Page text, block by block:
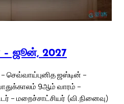
– ஜூன், 2027
செவ்வாய்புனித ஜஸ்டின் –
9ஆம் வாரம் –
– மறைச்சாட்சியர் (வி.நினைவு)